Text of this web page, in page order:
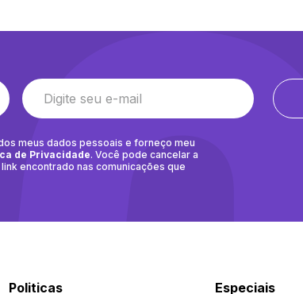
meus dados pessoais e forneço meu
de Privacidade. Você pode cancelar a
encontrado nas comunicações que
Politicas Especiais